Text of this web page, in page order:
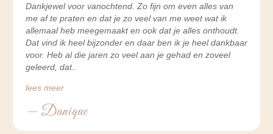
Dankjewel voor vanochtend. Zo fijn om even alles van
me af te praten en dat je zo veel van me weet wat ik
allemaal heb meegemaakt en ook dat je alles onthoudt.
Dat vind ik heel bijzonder en daar ben ik je heel dankbaar
voor. Heb al die jaren zo veel aan je gehad en zoveel
geleerd, dat
lees meer
— Danique